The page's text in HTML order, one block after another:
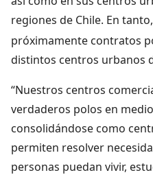
regiones de Chile. En
próximamente contratos
distintos centros urbanos
“Nuestros centros
verdaderos polos en
consolidándose como
permiten resolver
personas puedan vivir,